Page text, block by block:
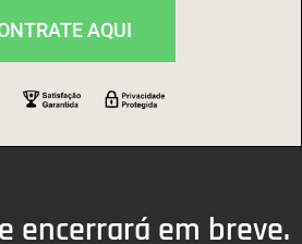
AQUI
encerrará em breve.